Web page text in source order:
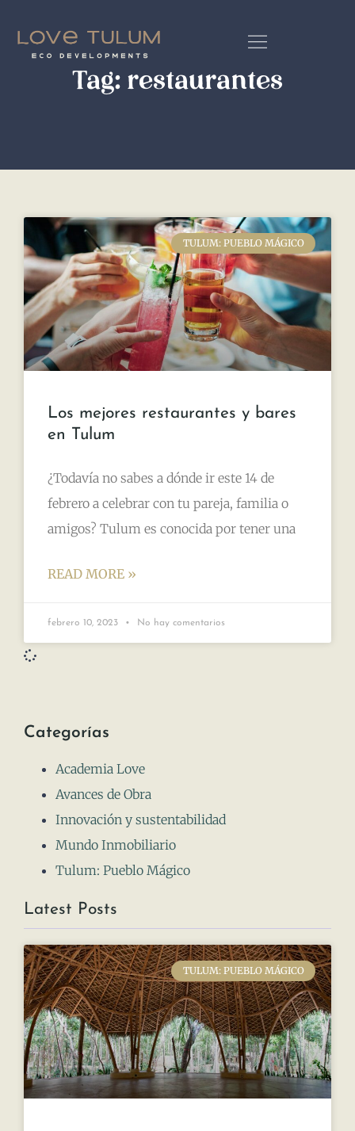
Tag: restaurantes
TULUM: PUEBLO MÁGICO
Los mejores restaurantes y bares
en Tulum
¿Todavía no sabes a dónde ir este 14 de
febrero a celebrar con tu pareja, familia o
amigos? Tulum es conocida por tener una
READ MORE »
febrero 10, 2023 No hay comentarios
Categorías
Academia Love
Avances de Obra
Innovación y sustentabilidad
Mundo Inmobiliario
Tulum: Pueblo Mágico
Latest Posts
TULUM: PUEBLO MÁGICO